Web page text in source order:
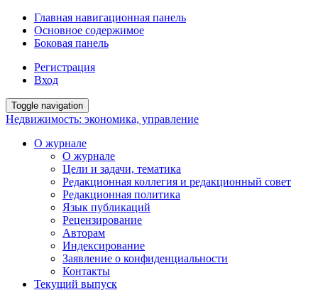
Главная навигационная панель
Основное содержимое
Боковая панель
Регистрация
Вход
Toggle navigation
Недвижимость: экономика, управление
О журнале
О журнале
Цели и задачи, тематика
Редакционная коллегия и редакционный совет
Редакционная политика
Язык публикаций
Рецензирование
Авторам
Индексирование
Заявление о конфиденциальности
Контакты
Текущий выпуск